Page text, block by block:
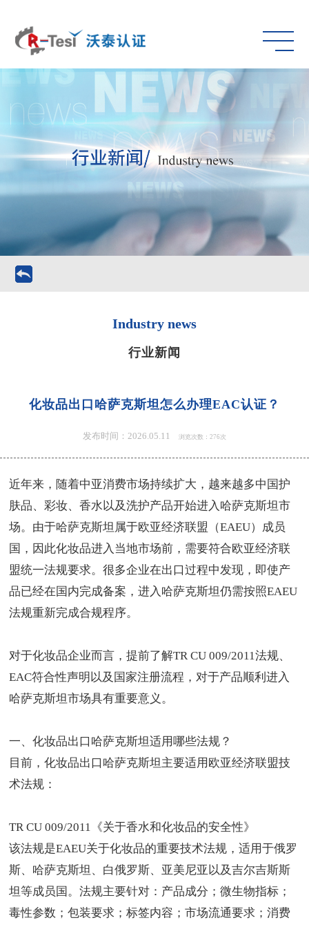
Industry news
行业新闻
化妆品出口哈萨克斯坦怎么办理EAC认证？
发布时间：2026.05.11 浏览次数：276次
近年来，随着中亚消费市场持续扩大，越来越多中国护
肤品、彩妆、香水以及洗护产品开始进入哈萨克斯坦市
场。由于哈萨克斯坦属于欧亚经济联盟（EAEU）成员
国，因此化妆品进入当地市场前，需要符合欧亚经济联
盟统一法规要求。很多企业在出口过程中发现，即使产
品已经在国内完成备案，进入哈萨克斯坦仍需按照EAEU
法规重新完成合规程序。
对于化妆品企业而言，提前了解TR CU 009/2011法规、
EAC符合性声明以及国家注册流程，对于产品顺利进入
哈萨克斯坦市场具有重要意义。
一、化妆品出口哈萨克斯坦适用哪些法规？
目前，化妆品出口哈萨克斯坦主要适用欧亚经济联盟技
术法规：
TR CU 009/2011《关于香水和化妆品的安全性》
该法规是EAEU关于化妆品的重要技术法规，适用于俄罗
斯、哈萨克斯坦、白俄罗斯、亚美尼亚以及吉尔吉斯斯
坦等成员国。法规主要针对：产品成分；微生物指标；
毒性参数；包装要求；标签内容；市场流通要求；消费